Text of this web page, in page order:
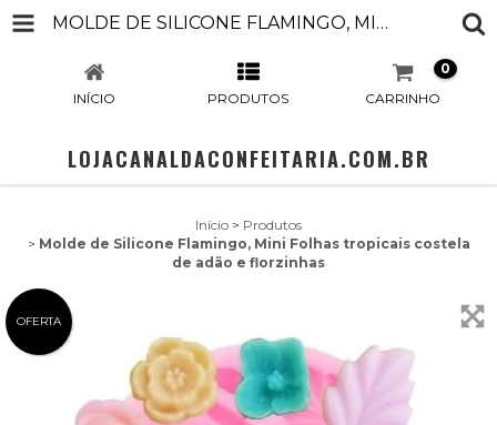
MOLDE DE SILICONE FLAMINGO, MINI FOLHAS TROPICAIS COSTELA DE ADÃO E FLORZINHAS
INÍCIO PRODUTOS CARRINHO
0
LOJACANALDACONFEITARIA.COM.BR
Início > Produtos
> Molde de Silicone Flamingo, Mini Folhas tropicais costela
de adão e florzinhas
OFERTA